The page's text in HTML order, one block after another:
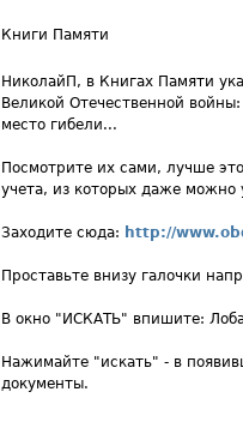
Книги Памяти
НиколайП, в Книгах Памяти
Великой Отечественной
место гибели...
Посмотрите их сами, лучше
учета, из которых даже можно
Заходите сюда: http://
Проставьте внизу галочки
В окно "ИСКАТЬ" впишите:
Нажимайте "искать" - в
документы.